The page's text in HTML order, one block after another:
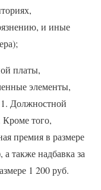
и иные
платы,
элементы,
Должностной
Кроме того,
премия в размере
также надбавка за
1 200 руб.